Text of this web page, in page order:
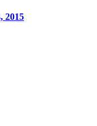
2015